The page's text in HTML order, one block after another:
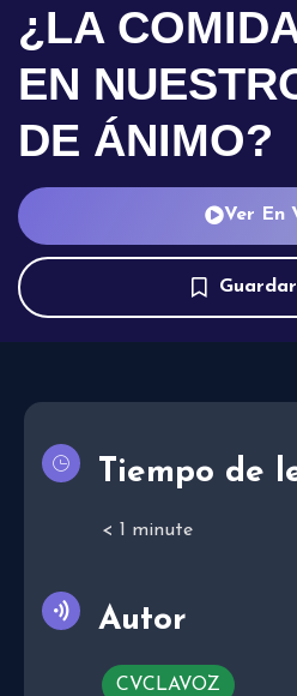
¿LA
EN
DE ÁNIMO?
Ver En
Tiempo de
< 1 minute
Autor
CVCLAVOZ